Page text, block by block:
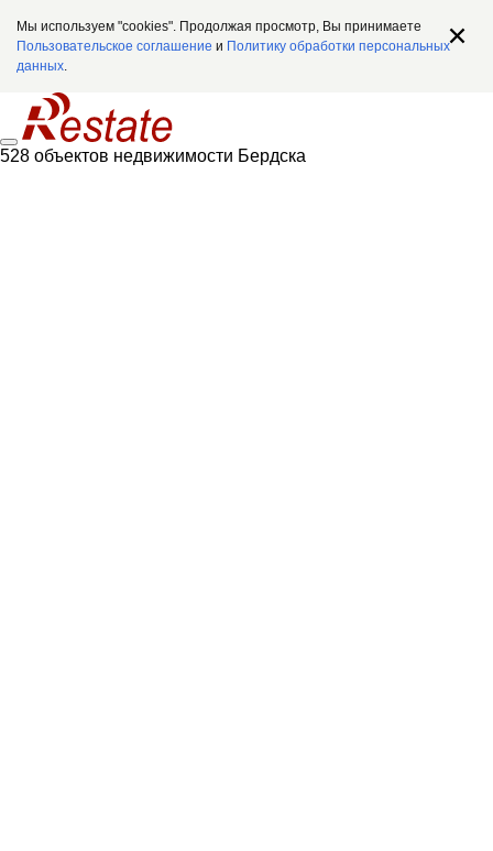
Мы используем "cookies". Продолжая просмотр, Вы принимаете
Пользовательское соглашение и Политику обработки персональных
данных.
528 объектов недвижимости Бердска